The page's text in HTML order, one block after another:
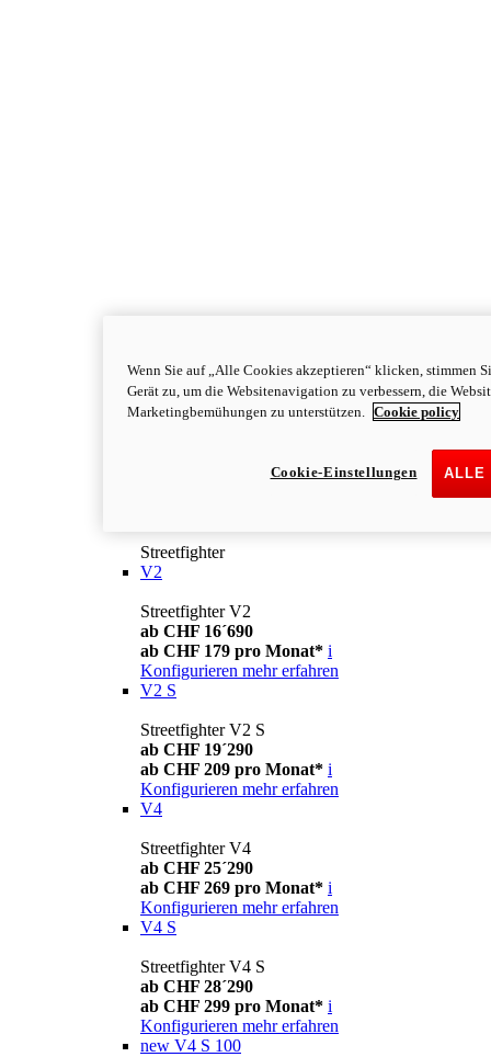
Streetfighter
V2
Streetfighter V2
ab CHF 16´690
ab CHF 179 pro Monat* i
Konfigurieren mehr erfahren
V2 S
Streetfighter V2 S
ab CHF 19´290
ab CHF 209 pro Monat* i
Konfigurieren mehr erfahren
V4
Streetfighter V4
ab CHF 25´290
ab CHF 269 pro Monat* i
Konfigurieren mehr erfahren
V4 S
Streetfighter V4 S
ab CHF 28´290
ab CHF 299 pro Monat* i
Konfigurieren mehr erfahren
new V4 S 100
Wenn Sie auf „Alle Cookies akzeptieren“ klicken, stimmen
Gerät zu, um die Websitenavigation zu verbessern, die
Marketingbemühungen zu unterstützen.
Cookie policy
ALLE
Cookie-Einstellungen